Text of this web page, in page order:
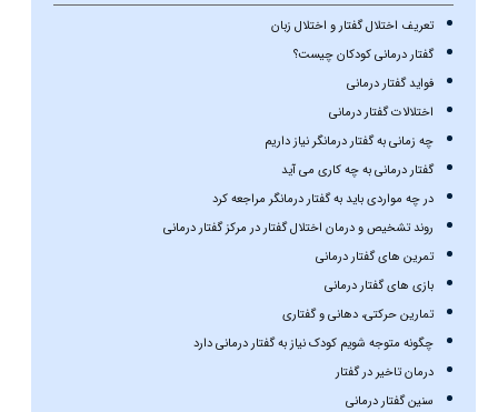
تعریف اختلال گفتار و اختلال زبان
گفتار درمانی کودکان چیست؟
فواید گفتار درمانی
اختلالات گفتار درمانی
چه زمانی به گفتار درمانگر نیاز داریم
گفتار درمانی به چه کاری می آید
در چه مواردی باید به گفتار درمانگر مراجعه کرد
روند تشخیص و درمان اختلال گفتار در مرکز گفتار درمانی
تمرین های گفتار درمانی
بازی های گفتار درمانی
تمارین حرکتی، دهانی و گفتاری
چگونه متوجه شویم کودک نیاز به گفتار درمانی دارد
درمان تاخیر در گفتار
سنین گفتار درمانی